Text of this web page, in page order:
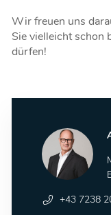
+43 7238
Wir freuen uns
Sie vielleicht schon
dürfen!